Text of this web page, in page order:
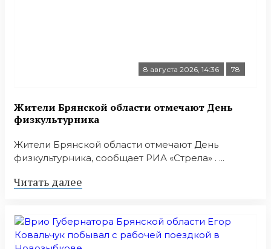
8 августа 2026, 14:36 78
Жители Брянской области отмечают День
физкультурника
Жители Брянской области отмечают День
физкультурника, сообщает РИА «Стрела» . ...
Читать далее